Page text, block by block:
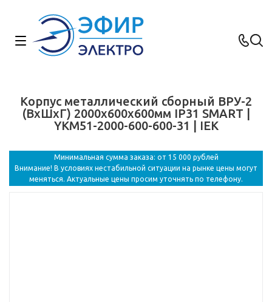
Корпус металлический сборный ВРУ-2
(ВхШхГ) 2000х600х600мм IP31 SMART |
YKM51-2000-600-600-31 | IEK
Минимальная сумма заказа: от 15 000 рублей
Внимание! В условиях нестабильной ситуации на рынке цены могут
меняться. Актуальные цены просим уточнять по телефону.